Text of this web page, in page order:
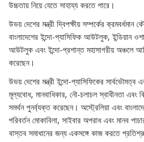
উচ্চতায় নিয়ে যেতে সাহায্য করতে পারে।
উভয় দেশের মন্ত্রী দ্বিপক্ষীয় সম্পর্কের
বাংলাদেশের ইন্দো-প্যাসিফিক আউটলুক, ইন্ডিয়ান
আউটলুক এবং ইন্দো-প্রশান্ত মহাসাগরীয় অঞ্চলে
করেছেন।
উভয় দেশের মন্ত্রী ইন্দো-প্যাসিফিকের
মূল্যবোধ, মানবাধিকার, নৌ-চলাচল স্বাধীনতা এবং
সমর্থন পুনর্ব্যক্ত করেছেন। অস্ট্রেলিয়া এবং
পরিবর্তন মোকাবিলা, সাইবার অপরাধ এবং মানব
বাস্তব সমাধানের জন্য একসঙ্গে কাজ করতে